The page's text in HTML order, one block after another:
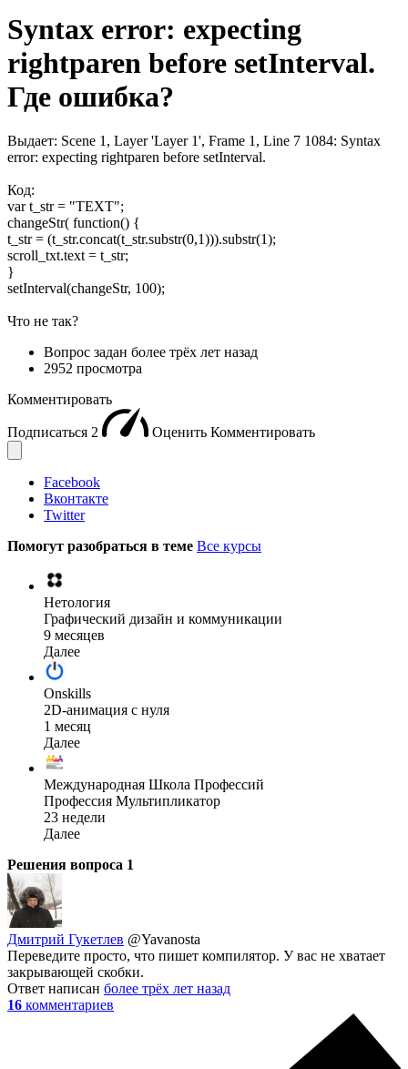
Syntax error: expecting
rightparen before setInterval.
Где ошибка?
Выдает: Scene 1, Layer 'Layer 1', Frame 1, Line 7 1084: Syntax
error: expecting rightparen before setInterval.
Код:
var t_str = "TEXT";
changeStr( function() {
t_str = (t_str.concat(t_str.substr(0,1))).substr(1);
scroll_txt.text = t_str;
}
setInterval(changeStr, 100);
Что не так?
Вопрос задан более трёх лет назад
2952 просмотра
Комментировать
Подписаться 2 Оценить Комментировать
Facebook
Вконтакте
Twitter
Помогут разобраться в теме Все курсы
Нетология
Графический дизайн и коммуникации
9 месяцев
Далее
Onskills
2D-анимация с нуля
1 месяц
Далее
Международная Школа Профессий
Профессия Мультипликатор
23 недели
Далее
Решения вопроса 1
Дмитрий Гукетлев @Yavanosta
Переведите просто, что пишет компилятор. У вас не хватает
закрывающей скобки.
Ответ написан более трёх лет назад
16 комментариев